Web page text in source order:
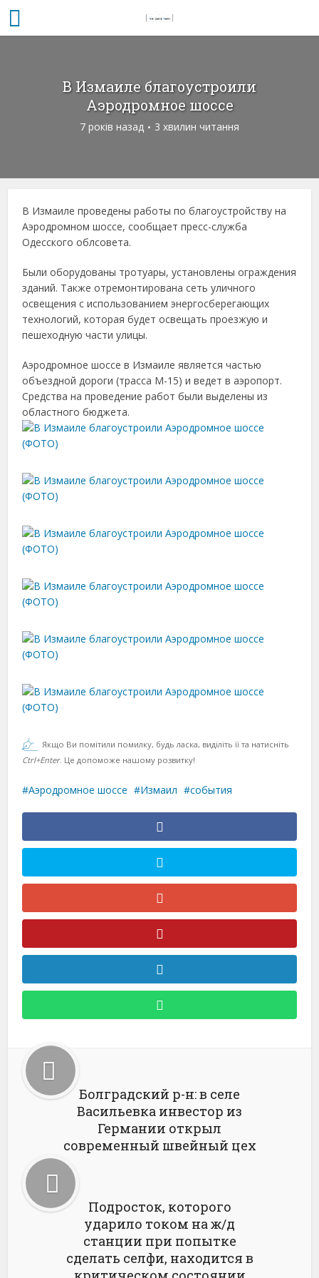
В Измаиле благоустроили
Аэродромное шоссе
7 років назад 3 хвилин читання
В Измаиле проведены работы по благоустройству на
Аэродромном шоссе, сообщает пресс-служба
Одесского облсовета.
Были оборудованы тротуары, установлены ограждения
зданий. Также отремонтирована сеть уличного
освещения с использованием энергосберегающих
технологий, которая будет освещать проезжую и
пешеходную части улицы.
Аэродромное шоссе в Измаиле является частью
объездной дороги (трасса М-15) и ведет в аэропорт.
Средства на проведение работ были выделены из
областного бюджета.
Якщо Ви помітили помилку, будь ласка, виділіть її та натисніть
Ctrl+Enter. Це допоможе нашому розвитку!
Аэродромное шоссе Измаил события
Болградский р-н: в селе
Васильевка инвестор из
Германии открыл
современный швейный цех
Подросток, которого
ударило током на ж/д
станции при попытке
сделать селфи, находится в